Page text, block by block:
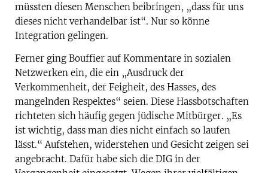
müssten diesen Menschen beibringen, „dass für uns
dieses nicht verhandelbar ist“. Nur so könne
Integration gelingen.
Ferner ging Bouffier auf Kommentare in sozialen
Netzwerken ein, die ein „Ausdruck der
Verkommenheit, der Feigheit, des Hasses, des
mangelnden Respektes“ seien. Diese Hassbotschaften
richteten sich häufig gegen jüdische Mitbürger. „Es
ist wichtig, dass man dies nicht einfach so laufen
lässt.“ Aufstehen, widerstehen und Gesicht zeigen sei
angebracht. Dafür habe sich die DIG in der